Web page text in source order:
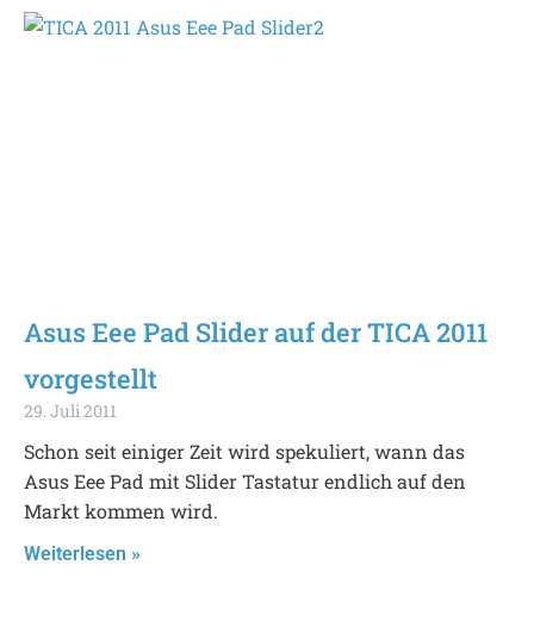
Asus Eee Pad Slider auf der TICA 2011
vorgestellt
29. Juli 2011
Schon seit einiger Zeit wird spekuliert, wann das
Asus Eee Pad mit Slider Tastatur endlich auf den
Markt kommen wird.
Weiterlesen »